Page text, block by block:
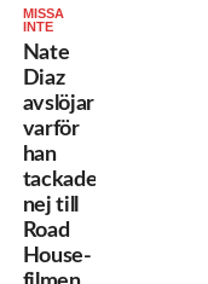
MISSA
INTE
Nate
Diaz
avslöjar
varför
han
tackade
nej till
Road
House-